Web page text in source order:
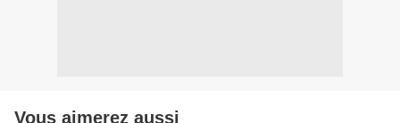
Vous aimerez aussi